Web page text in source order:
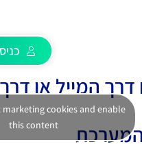
המייל או
marketing cookies and enable
this content